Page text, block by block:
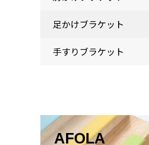
足かけブラケット
手すりブラケット
AFOLA